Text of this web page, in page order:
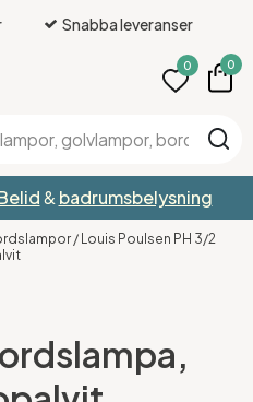
Snabba leveranser
0 0
& badrumsbelysning
/ Louis Poulsen PH 3/2